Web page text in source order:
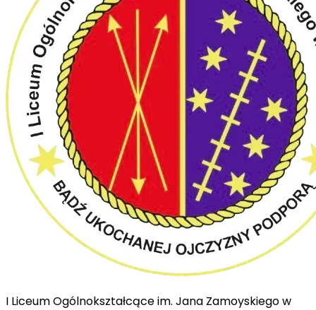
I Liceum Ogólnokształcące im. Jana Zamoyskiego w